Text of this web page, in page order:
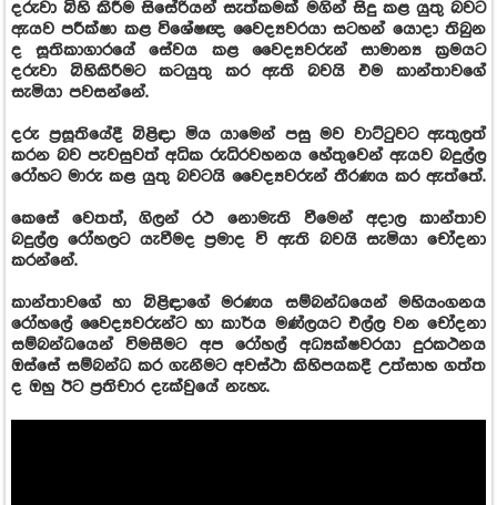
දරුවා බිහි කිරීම සිසේරියන් සැත්කමක් මගින් සිදු කළ යුතු බවට
ඇයව පරීක්ෂා කළ විශේෂඥ වෛද්‍යවරයා සටහන් යොදා තිබුන
ද සූතිකාගාරයේ සේවය කළ වෛද්‍යවරුන් සාමාන්‍ය ක්‍රමයට
දරුවා බිහිකිරීමට කටයුතු කර ඇති බවයි එම කාන්තාවගේ
සැමියා පවසන්නේ.
දරු ප්‍රසූතියේදී බිළිඳා මිය යාමෙන් පසු මව වාට්ටුවට ඇතුලත්
කරන බව පැවසුවත් අධික රුධිරවහනය හේතුවෙන් ඇයව බදුල්ල
රෝහට මාරු කළ යුතු බවටයි වෛද්‍යවරුන් තීරණය කර ඇත්තේ.
කෙසේ වෙතත්, ගිලන් රථ නොමැති වීමෙන් අදාල කාන්තාව
බදුල්ල රෝහලට යැවීමද ප්‍රමාද වි ඇති බවයි සැමියා චෝදනා
කරන්නේ.
කාන්තාවගේ හා බිළිඳාගේ මරණය සම්බන්ධයෙන් මහියංගනය
රෝහලේ වෛද්‍යවරුන්ට හා කාර්ය මණ්ලයට එල්ල වන චෝදනා
සම්බන්ධයෙන් විමසීමට අප රෝහල් අධ්‍යක්ෂවරයා දුරකථනය
ඔස්සේ සම්බන්ධ කර ගැනීමට අවස්ථා කිහිපයකදී උත්සාහ ගත්ත
ද ඔහු ඊට ප්‍රතිචාර දැක්වුයේ නැහැ.